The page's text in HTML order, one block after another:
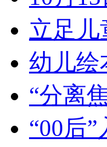
立足
幼儿绘
“分离
“00后